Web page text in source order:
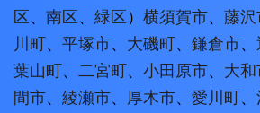
区、 南区、 緑区） 横須賀市、 藤沢
川町、 平塚市、 大磯町、 鎌倉市、
葉山町、 二宮町、 小田原市、 大和
間市、 綾瀬市、 厚木市、 愛川町、